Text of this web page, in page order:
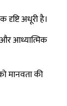
अधूरी है।
आध्यात्मिक
मानवता की